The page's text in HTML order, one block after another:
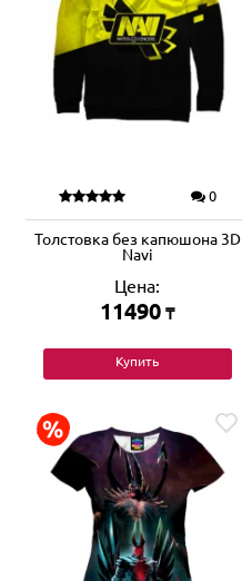
0
Толстовка без капюшона 3D
Navi
Цена:
11490 ₸
Купить